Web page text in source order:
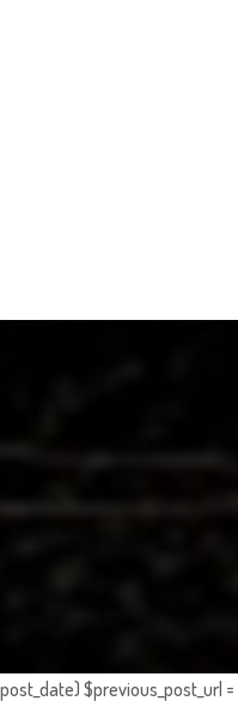
post_date) $previous_post_url